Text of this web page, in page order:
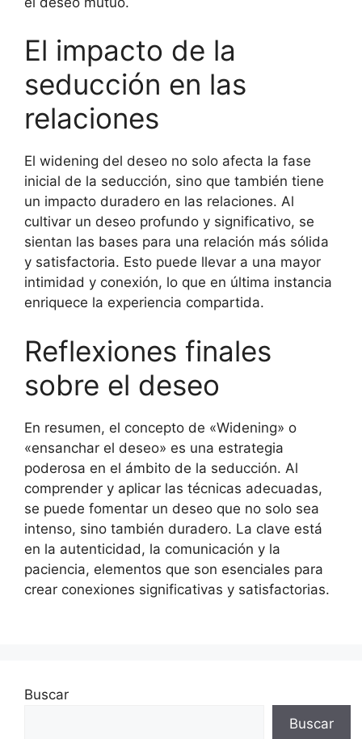
El impacto de la
seducción en las
relaciones
El widening del deseo no solo afecta la fase
inicial de la seducción, sino que también tiene
un impacto duradero en las relaciones. Al
cultivar un deseo profundo y significativo, se
sientan las bases para una relación más sólida
y satisfactoria. Esto puede llevar a una mayor
intimidad y conexión, lo que en última instancia
enriquece la experiencia compartida.
Reflexiones finales
sobre el deseo
En resumen, el concepto de «Widening» o
«ensanchar el deseo» es una estrategia
poderosa en el ámbito de la seducción. Al
comprender y aplicar las técnicas adecuadas,
se puede fomentar un deseo que no solo sea
intenso, sino también duradero. La clave está
en la autenticidad, la comunicación y la
paciencia, elementos que son esenciales para
crear conexiones significativas y satisfactorias.
Buscar
Buscar